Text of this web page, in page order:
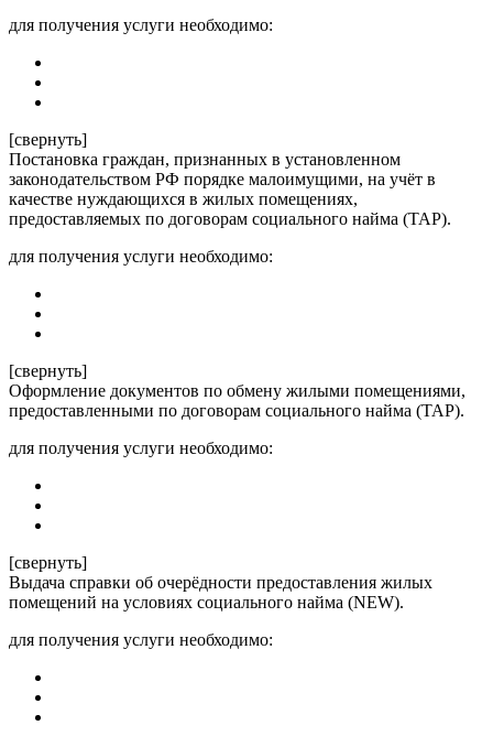
для получения услуги необходимо:
[свернуть]
Постановка граждан, признанных в установленном
законодательством РФ порядке малоимущими, на учёт в
качестве нуждающихся в жилых помещениях,
предоставляемых по договорам социального найма (ТАР).
для получения услуги необходимо:
[свернуть]
Оформление документов по обмену жилыми помещениями,
предоставленными по договорам социального найма (ТАР).
для получения услуги необходимо:
[свернуть]
Выдача справки об очерёдности предоставления жилых
помещений на условиях социального найма (NEW).
для получения услуги необходимо: